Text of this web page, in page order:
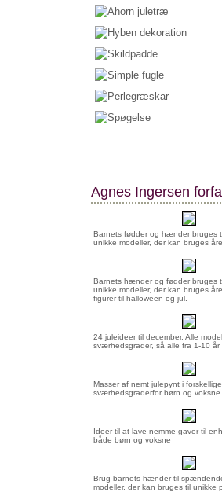
Agnes Ingersen
Barnets fødder og hænder bruges
unikke modeller, der kan bruges
Barnets hænder og fødder bruges
unikke modeller, der kan bruges
figurer til halloween og jul.
24 juleideer til december. Alle
sværhedsgrader, så alle fra 1-10 år
Masser af nemt julepynt i forskellige
sværhedsgraderfor børn og voksne
Ideer til at lave nemme gaver til
både børn og voksne
Brug barnets hænder til
modeller, der kan bruges til unikke